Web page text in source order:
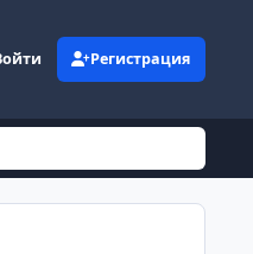
Регистрация